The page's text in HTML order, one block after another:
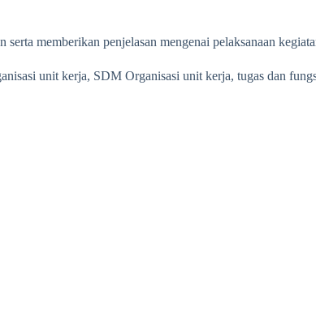
memberikan penjelasan mengenai pelaksanaan
unit kerja, SDM Organisasi unit kerja, tugas dan